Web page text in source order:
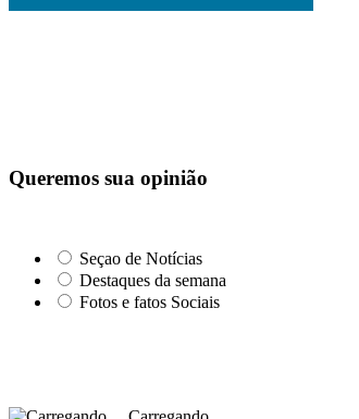
Queremos sua opinião
Seçao de Notícias
Destaques da semana
Fotos e fatos Sociais